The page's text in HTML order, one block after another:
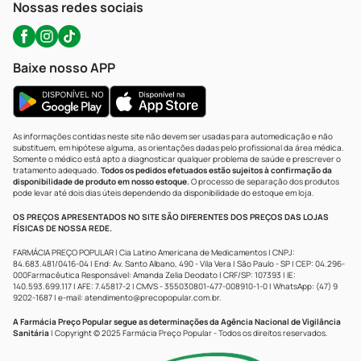
Nossas redes sociais
Baixe nosso APP
As informações contidas neste site não devem ser usadas para automedicação e não
substituem, em hipótese alguma, as orientações dadas pelo profissional da área médica.
Somente o médico está apto a diagnosticar qualquer problema de saúde e prescrever o
tratamento adequado. Todos os pedidos efetuados estão sujeitos à confirmação da
disponibilidade de produto em nosso estoque.O processo de separação dos produtos
pode levar até dois dias úteis dependendo da disponibilidade do estoque em loja.
OS PREÇOS APRESENTADOS NO SITE SÃO DIFERENTES DOS PREÇOS DAS LOJAS
FÍSICAS DE NOSSA REDE.
FARMÁCIA PREÇO POPULAR | Cia Latino Americana de Medicamentos | CNPJ:
84.683.481/0416-04 | End: Av. Santo Albano, 490 - Vila Vera | São Paulo - SP | CEP: 04.296-
000Farmacêutica Responsável: Amanda Zelia Deodato | CRF/SP: 107393 | IE:
140.593.699.117 | AFE: 7.45817-2 | CMVS - 355030801-477-008910-1-0 | WhatsApp: (47) 9
9202-1687 | e-mail: atendimento@precopopular.com.br.
A Farmácia Preço Popular segue as determinações da Agência Nacional de Vigilância
Sanitária | Copyright © 2025 Farmácia Preço Popular - Todos os direitos reservados.